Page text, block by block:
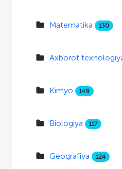
Matematika 130
Axborot
Kimyo 149
Biologiya 117
Geografiya 124